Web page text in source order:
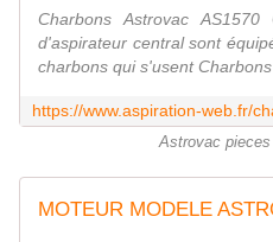
Charbons Astrovac
d'aspirateur central sont
charbons qui s'usent
Astrovac